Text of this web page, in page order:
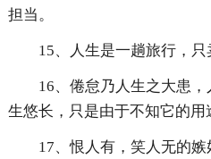
担当。
15、人生是一趟旅行，只
16、倦怠乃人生之大患
生悠长，只是由于不知它的用
17、恨人有，笑人无的